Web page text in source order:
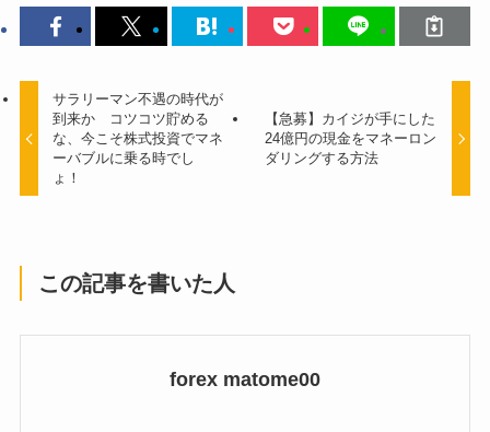
サラリーマン不遇の時代が
到来か コツコツ貯める
な、今こそ株式投資でマネ
ーバブルに乗る時でし
ょ！
【急募】カイジが手にした
24億円の現金をマネーロン
ダリングする方法
この記事を書いた人
forex matome00